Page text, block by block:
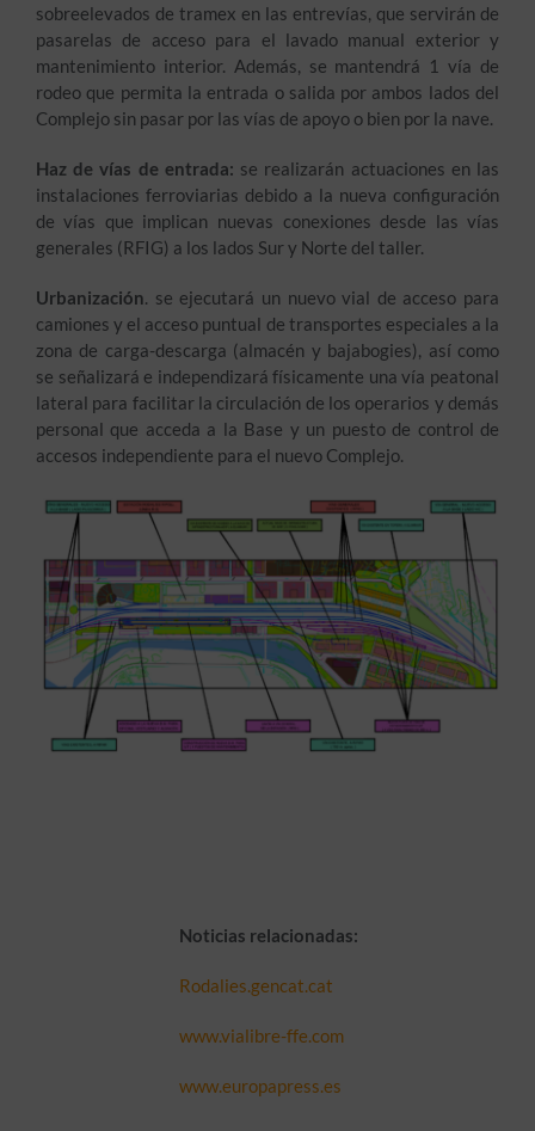
sobreelevados de tramex en las entrevías, que servirán de
pasarelas de acceso para el lavado manual exterior y
mantenimiento interior. Además, se mantendrá 1 vía de
rodeo que permita la entrada o salida por ambos lados del
Complejo sin pasar por las vías de apoyo o bien por la nave.
Haz de vías de entrada: se realizarán actuaciones en las
instalaciones ferroviarias debido a la nueva configuración
de vías que implican nuevas conexiones desde las vías
generales (RFIG) a los lados Sur y Norte del taller.
Urbanización. se ejecutará un nuevo vial de acceso para
camiones y el acceso puntual de transportes especiales a la
zona de carga-descarga (almacén y bajabogies), así como
se señalizará e independizará físicamente una vía peatonal
lateral para facilitar la circulación de los operarios y demás
personal que acceda a la Base y un puesto de control de
accesos independiente para el nuevo Complejo.
Noticias relacionadas:
Rodalies.gencat.cat
www.vialibre-ffe.com
www.europapress.es